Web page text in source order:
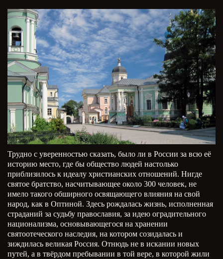
Трудно с уверенностью сказать, было ли в России за всю её
историю место, где бы общество людей настолько
приблизилось к идеалу христианских отношений. Нигде
святое братство, насчитывающее около 300 человек, не
имело такого обширного освящающего влияния на свой
народ, как в Оптиной. Здесь рождалась жизнь, исполненная
страданий за судьбу православия, за идею оградительного
национализма, основывающегося на хранении
святоотеческого наследия, на котором созидалась и
зиждилась великая Россия. Отнюдь не в искании новых
путей, а в твёрдом пребывании в той вере, в которой жили